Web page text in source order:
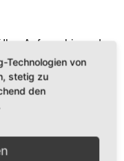
Anfrage hin und
zu den genannten
des
Anbahnung
bzw. dessen
Technologien von
stetig zu
den